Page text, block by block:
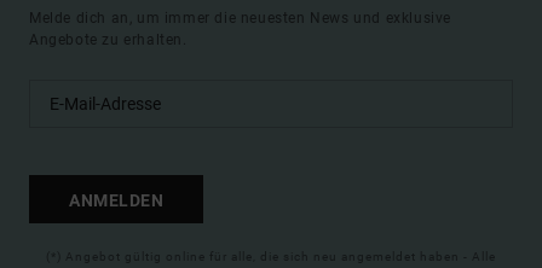
Melde dich an, um immer die neuesten News und exklusive
Angebote zu erhalten.
ANMELDEN
(*) Angebot gültig online für alle, die sich neu angemeldet haben - Alle